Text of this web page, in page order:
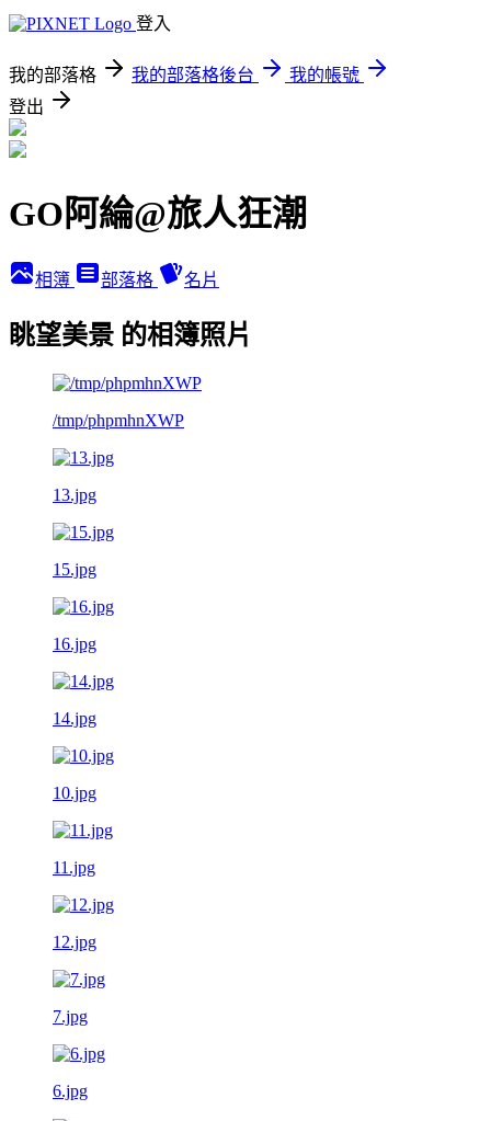
登入
我的部落格 我的部落格後台
我的帳號
登出
GO阿綸@旅人狂潮
相簿 部落格 名片
眺望美景 的相簿照片
/tmp/phpmhnXWP
13.jpg
15.jpg
16.jpg
14.jpg
10.jpg
11.jpg
12.jpg
7.jpg
6.jpg